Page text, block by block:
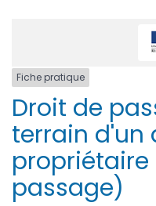
Fiche pratique
Droit de
terrain d'un
passage)